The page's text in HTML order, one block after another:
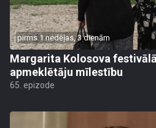
pirms 1 nedēļas, 3 dienām
Margarita Kolosova
apmeklētāju mīlestību
65. epizode